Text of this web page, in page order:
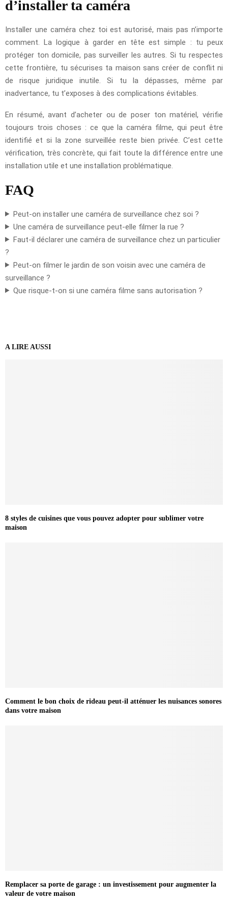
d’installer ta caméra
Installer une caméra chez toi est autorisé, mais pas n’importe
comment. La logique à garder en tête est simple : tu peux
protéger ton domicile, pas surveiller les autres. Si tu respectes
cette frontière, tu sécurises ta maison sans créer de conflit ni
de risque juridique inutile. Si tu la dépasses, même par
inadvertance, tu t’exposes à des complications évitables.
En résumé, avant d’acheter ou de poser ton matériel, vérifie
toujours trois choses : ce que la caméra filme, qui peut être
identifié et si la zone surveillée reste bien privée. C’est cette
vérification, très concrète, qui fait toute la différence entre une
installation utile et une installation problématique.
FAQ
Peut-on installer une caméra de surveillance chez soi ?
Une caméra de surveillance peut-elle filmer la rue ?
Faut-il déclarer une caméra de surveillance chez un particulier
?
Peut-on filmer le jardin de son voisin avec une caméra de
surveillance ?
Que risque-t-on si une caméra filme sans autorisation ?
A LIRE AUSSI
8 styles de cuisines que vous pouvez adopter pour sublimer votre
maison
Comment le bon choix de rideau peut-il atténuer les nuisances sonores
dans votre maison
Remplacer sa porte de garage : un investissement pour augmenter la
valeur de votre maison